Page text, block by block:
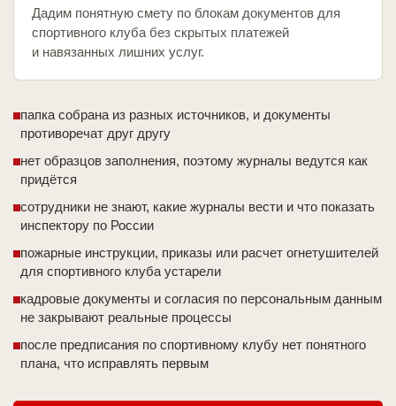
Дадим понятную смету по блокам документов для
спортивного клуба без скрытых платежей
и навязанных лишних услуг.
папка собрана из разных источников, и документы
противоречат друг другу
нет образцов заполнения, поэтому журналы ведутся как
придётся
сотрудники не знают, какие журналы вести и что показать
инспектору по России
пожарные инструкции, приказы или расчет огнетушителей
для спортивного клуба устарели
кадровые документы и согласия по персональным данным
не закрывают реальные процессы
после предписания по спортивному клубу нет понятного
плана, что исправлять первым